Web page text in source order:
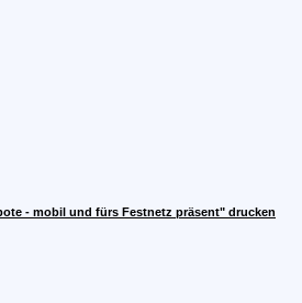
- mobil und fürs Festnetz präsent" drucken